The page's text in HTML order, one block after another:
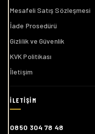
Mesafeli Satış Sözleşmesi
İade Prosedürü
Gizlilik ve Güvenlik
KVK Politikası
İletişim
0850 304 78 48